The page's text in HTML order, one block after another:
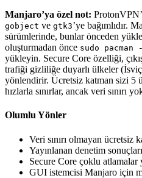
Manjaro’ya özel not:
gobject ve gtk3’ye bağımlıdır.
sürümlerinde, bunlar önceden
oluşturmadan önce sudo
yükleyin. Secure Core özelliği,
trafiği gizliliğe duyarlı ülkeler
yönlendirir. Ücretsiz katman sizi 5
hızlarla sınırlar, ancak veri sınırı
Olumlu Yönler
Veri sınırı olmayan ücretsiz
Yayınlanan denetim
Secure Core çoklu atlamalar
GUI istemcisi Manjaro için